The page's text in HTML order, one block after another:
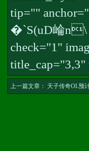
tip=""
�`S(uD崘n\
check="1"
title_cap="3,3"
上一篇文章： 天子传奇OL预